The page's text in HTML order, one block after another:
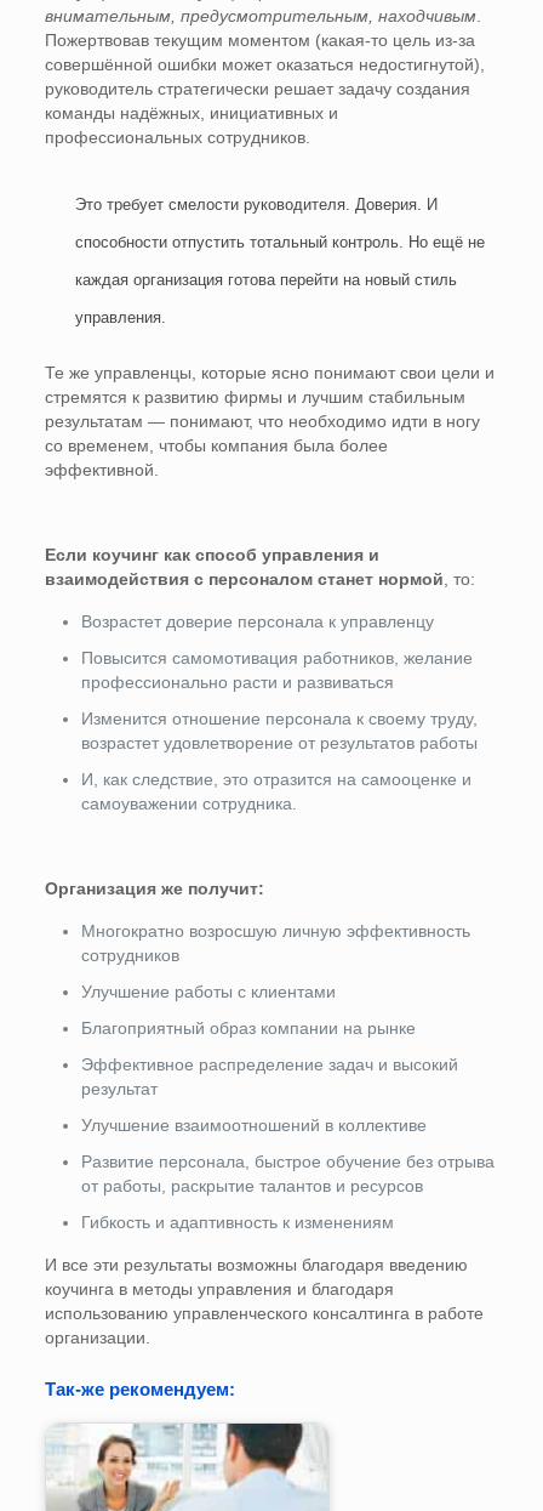
внимательным, предусмотрительным, находчивым.
Пожертвовав текущим моментом (какая-то цель из-за
совершённой ошибки может оказаться недостигнутой),
руководитель стратегически решает задачу создания
команды надёжных, инициативных и
профессиональных сотрудников.
Это требует смелости руководителя. Доверия. И
способности отпустить тотальный контроль. Но ещё не
каждая организация готова перейти на новый стиль
управления.
Те же управленцы, которые ясно понимают свои цели и
стремятся к развитию фирмы и лучшим стабильным
результатам — понимают, что необходимо идти в ногу
со временем, чтобы компания была более
эффективной.
Если коучинг как способ управления и
взаимодействия с персоналом станет нормой, то:
Возрастет доверие персонала к управленцу
Повысится самомотивация работников, желание
профессионально расти и развиваться
Изменится отношение персонала к своему труду,
возрастет удовлетворение от результатов работы
И, как следствие, это отразится на самооценке и
самоуважении сотрудника.
Организация же получит:
Многократно возросшую личную эффективность
сотрудников
Улучшение работы с клиентами
Благоприятный образ компании на рынке
Эффективное распределение задач и высокий
результат
Улучшение взаимоотношений в коллективе
Развитие персонала, быстрое обучение без отрыва
от работы, раскрытие талантов и ресурсов
Гибкость и адаптивность к изменениям
И все эти результаты возможны благодаря введению
коучинга в методы управления и благодаря
использованию управленческого консалтинга в работе
организации.
Так-же рекомендуем: